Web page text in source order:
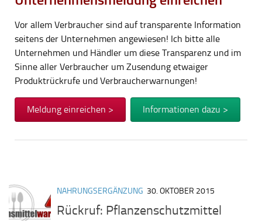
Vor allem Verbraucher sind auf transparente Information
seitens der Unternehmen angewiesen! Ich bitte alle
Unternehmen und Händler um diese Transparenz und im
Sinne aller Verbraucher um Zusendung etwaiger
Produktrückrufe und Verbraucherwarnungen!
Meldung einreichen > Informationen dazu >
NAHRUNGSERGÄNZUNG 30. OKTOBER 2015
Rückruf: Pflanzenschutzmittel